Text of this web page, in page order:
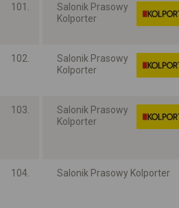
101.
Salonik Prasowy
Kolporter
102.
Salonik Prasowy
Kolporter
103.
Salonik Prasowy
Kolporter
104. Salonik Prasowy Kolporter